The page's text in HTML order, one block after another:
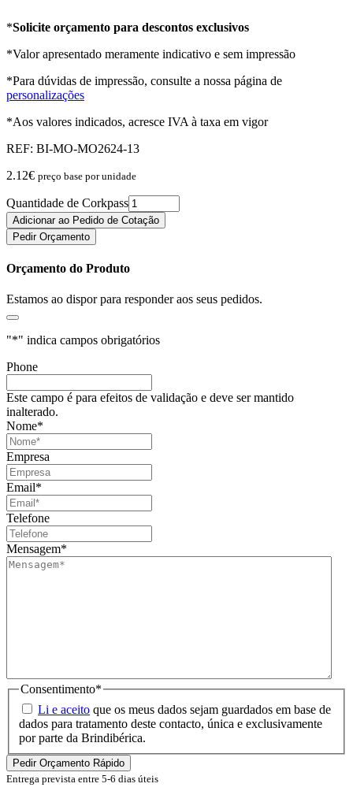
*Solicite orçamento para descontos exclusivos
*Valor apresentado meramente indicativo e sem impressão
*Para dúvidas de impressão, consulte a nossa página de
personalizações
*Aos valores indicados, acresce IVA à taxa em vigor
REF: BI-MO-MO2624-13
2.12€ preço base por unidade
Quantidade de Corkpass
Adicionar ao Pedido de Cotação
Pedir Orçamento
Orçamento do Produto
Estamos ao dispor para responder aos seus pedidos.
"*" indica campos obrigatórios
Phone
Este campo é para efeitos de validação e deve ser mantido
inalterado.
Nome*
Empresa
Email*
Telefone
Mensagem*
Consentimento*
Li e aceito que os meus dados sejam guardados em base de
dados para tratamento deste contacto, única e exclusivamente
por parte da Brindibérica.
Entrega prevista entre 5-6 dias úteis